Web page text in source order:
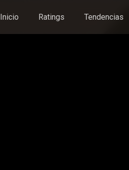
Inicio Ratings Tendencias